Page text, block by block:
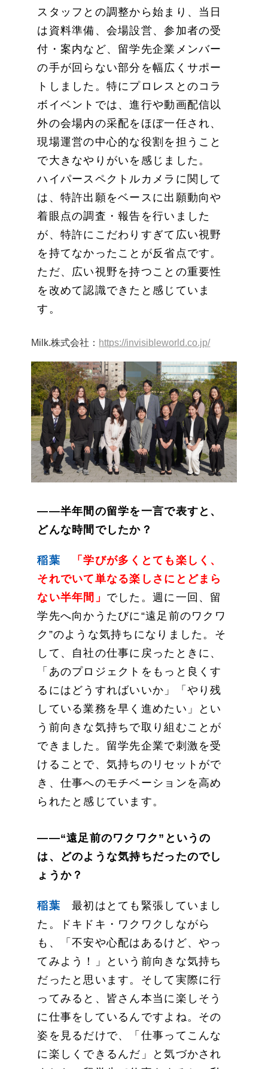
スタッフとの調整から始まり、当日
は資料準備、会場設営、参加者の受
付・案内など、留学先企業メンバー
の手が回らない部分を幅広くサポー
トしました。特にプロレスとのコラ
ボイベントでは、進行や動画配信以
外の会場内の采配をほぼ一任され、
現場運営の中心的な役割を担うこと
で大きなやりがいを感じました。
ハイパースペクトルカメラに関して
は、特許出願をベースに出願動向や
着眼点の調査・報告を行いました
が、特許にこだわりすぎて広い視野
を持てなかったことが反省点です。
ただ、広い視野を持つことの重要性
を改めて認識できたと感じていま
す。
Milk.株式会社： https://invisibleworld.co.jp/
——半年間の留学を一言で表すと、
どんな時間でしたか？
稲葉
「学びが多くとても楽しく、
それでいて単なる楽しさにとどまら
ない半年間」 でした。週に一回、留
学先へ向かうたびに“遠足前のワクワ
ク”のような気持ちになりました。そ
して、自社の仕事に戻ったときに、
「あのプロジェクトをもっと良くす
るにはどうすればいいか」「やり残
している業務を早く進めたい」とい
う前向きな気持ちで取り組むことが
できました。留学先企業で刺激を受
けることで、気持ちのリセットがで
き、仕事へのモチベーションを高め
られたと感じています。
——“遠足前のワクワク”というの
は、どのような気持ちだったのでし
ょうか？
稲葉 最初はとても緊張していまし
た。ドキドキ・ワクワクしながら
も、「不安や心配はあるけど、やっ
てみよう！」という前向きな気持ち
だったと思います。そして実際に行
ってみると、皆さん本当に楽しそう
に仕事をしているんですよね。その
姿を見るだけで、「仕事ってこんな
に楽しくできるんだ」と気づかされ